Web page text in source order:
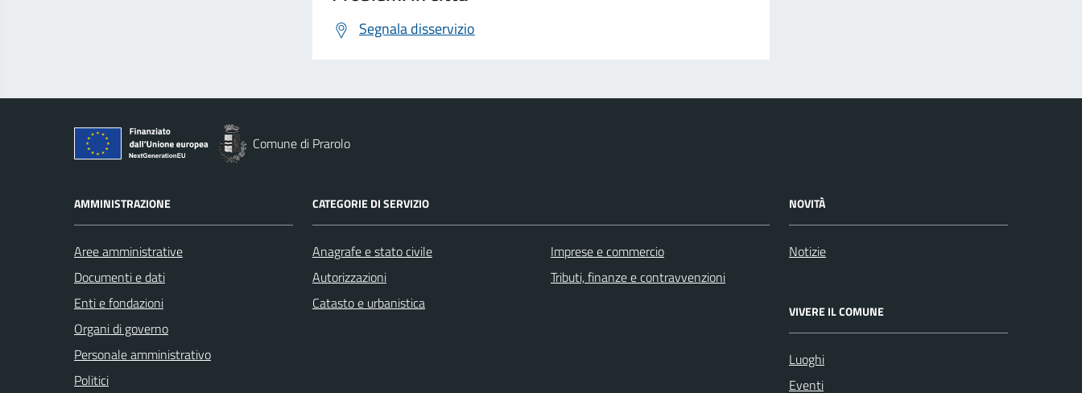
Segnala disservizio
Comune di Prarolo
AMMINISTRAZIONE
Aree amministrative
Documenti e dati
Enti e fondazioni
Organi di governo
Personale amministrativo
Politici
CATEGORIE DI SERVIZIO
Anagrafe e stato civile
Autorizzazioni
Catasto e urbanistica
Imprese e commercio
Tributi, finanze e contravvenzioni
NOVITÀ
Notizie
VIVERE IL COMUNE
Luoghi
Eventi